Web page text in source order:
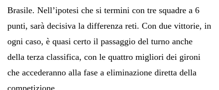
Brasile. Nell’ipotesi che si termini con tre squadre a 6
punti, sarà decisiva la differenza reti. Con due vittorie, in
ogni caso, è quasi certo il passaggio del turno anche
della terza classifica, con le quattro migliori dei gironi
che accederanno alla fase a eliminazione diretta della
competizione.